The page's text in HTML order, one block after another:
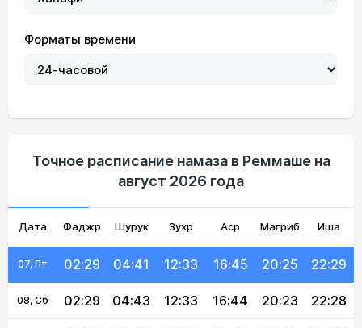
Форматы времени
Точное расписание намаза в Реммаше на
август 2026 года
Дата Фаджр Шурук Зухр Аср Магриб Иша
01, Сб 02:23 04:29
03, Пн 02:25 04:33 12:34 16:49 20:34 22:34
04, Вт 02:26 04:35 12:34 16:48 20:32 22:32
04:37 16:47
06, Чт 02:28 04:39 12:34 16:46 20:27 22:30
07, Пт 02:29 04:41 12:33 16:45 20:25 22:29
08, Сб 02:29 04:43 12:33 16:44 20:23 22:28